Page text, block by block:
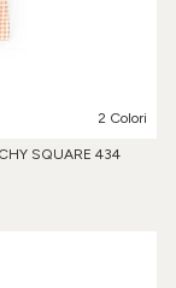
2 Colori
SQUARE 434